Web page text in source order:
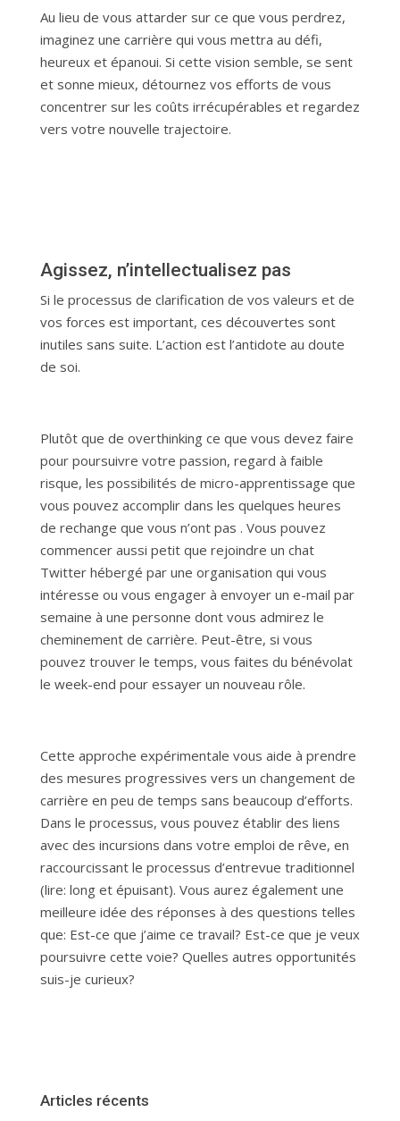
Au lieu de vous attarder sur ce que vous perdrez,
imaginez une carrière qui vous mettra au défi,
heureux et épanoui. Si cette vision semble, se sent
et sonne mieux, détournez vos efforts de vous
concentrer sur les coûts irrécupérables et regardez
vers votre nouvelle trajectoire.
Agissez, n’intellectualisez pas
Si le processus de clarification de vos valeurs et de
vos forces est important, ces découvertes sont
inutiles sans suite. L’action est l’antidote au doute
de soi.
Plutôt que de overthinking ce que vous devez faire
pour poursuivre votre passion, regard à faible
risque, les possibilités de micro-apprentissage que
vous pouvez accomplir dans les quelques heures
de rechange que vous n’ont pas . Vous pouvez
commencer aussi petit que rejoindre un chat
Twitter hébergé par une organisation qui vous
intéresse ou vous engager à envoyer un e-mail par
semaine à une personne dont vous admirez le
cheminement de carrière. Peut-être, si vous
pouvez trouver le temps, vous faites du bénévolat
le week-end pour essayer un nouveau rôle.
Cette approche expérimentale vous aide à prendre
des mesures progressives vers un changement de
carrière en peu de temps sans beaucoup d’efforts.
Dans le processus, vous pouvez établir des liens
avec des incursions dans votre emploi de rêve, en
raccourcissant le processus d’entrevue traditionnel
(lire: long et épuisant). Vous aurez également une
meilleure idée des réponses à des questions telles
que: Est-ce que j’aime ce travail? Est-ce que je veux
poursuivre cette voie? Quelles autres opportunités
suis-je curieux?
Articles récents